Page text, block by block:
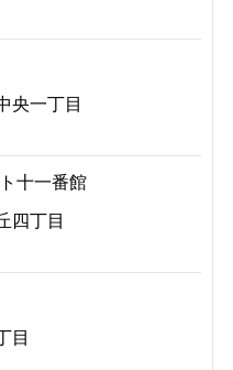
央一丁目
十一番館
四丁目
目